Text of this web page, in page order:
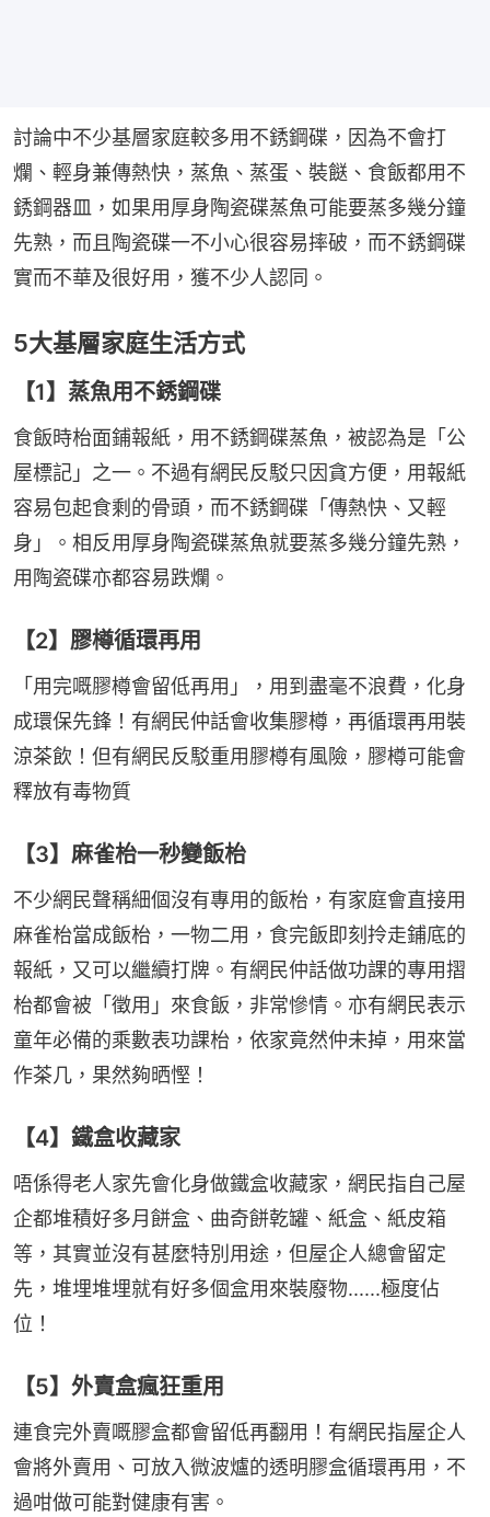
討論中不少基層家庭較多用不銹鋼碟，因為不會打
爛、輕身兼傳熱快，蒸魚、蒸蛋、裝餸、食飯都用不
銹鋼器皿，如果用厚身陶瓷碟蒸魚可能要蒸多幾分鐘
先熟，而且陶瓷碟一不小心很容易摔破，而不銹鋼碟
實而不華及很好用，獲不少人認同。
5大基層家庭生活方式
【1】蒸魚用不銹鋼碟
食飯時枱面鋪報紙，用不銹鋼碟蒸魚，被認為是「公
屋標記」之一。不過有網民反駁只因貪方便，用報紙
容易包起食剩的骨頭，而不銹鋼碟「傳熱快、又輕
身」。相反用厚身陶瓷碟蒸魚就要蒸多幾分鐘先熟，
用陶瓷碟亦都容易跌爛。
【2】膠樽循環再用
「用完嘅膠樽會留低再用」，用到盡毫不浪費，化身
成環保先鋒！有網民仲話會收集膠樽，再循環再用裝
涼茶飲！但有網民反駁重用膠樽有風險，膠樽可能會
釋放有毒物質
【3】麻雀枱一秒變飯枱
不少網民聲稱細個沒有專用的飯枱，有家庭會直接用
麻雀枱當成飯枱，一物二用，食完飯即刻拎走鋪底的
報紙，又可以繼續打牌。有網民仲話做功課的專用摺
枱都會被「徵用」來食飯，非常慘情。亦有網民表示
童年必備的乘數表功課枱，依家竟然仲未掉，用來當
作茶几，果然夠晒慳！
【4】鐵盒收藏家
唔係得老人家先會化身做鐵盒收藏家，網民指自己屋
企都堆積好多月餅盒、曲奇餅乾罐、紙盒、紙皮箱
等，其實並沒有甚麼特別用途，但屋企人總會留定
先，堆埋堆埋就有好多個盒用來裝廢物......極度佔
位！
【5】外賣盒瘋狂重用
連食完外賣嘅膠盒都會留低再翻用！有網民指屋企人
會將外賣用、可放入微波爐的透明膠盒循環再用，不
過咁做可能對健康有害。